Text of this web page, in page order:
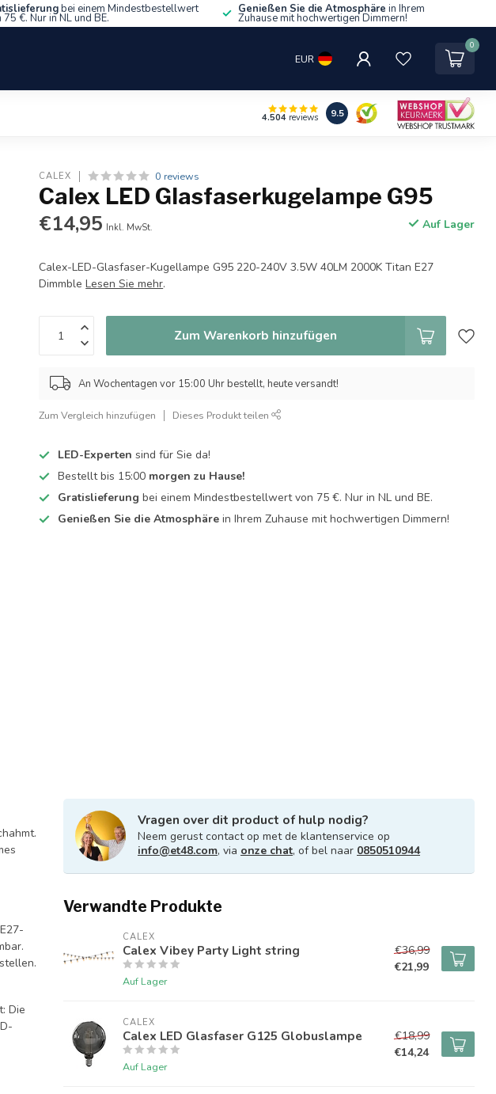
bei einem Mindestbestellwert
75 €. Nur in NL und BE.
Genießen Sie die Atmosphäre in Ihrem
Zuhause mit hochwertigen Dimmern!
EUR
0
4.504 reviews 9.5
CALEX 0 reviews
Calex LED Glasfaserkugelampe G95
€14,95 Inkl. MwSt. Auf Lager
Calex-LED-Glasfaser-Kugellampe G95 220-240V 3.5W 40LM 2000K Titan E27
DimmbleLesen Sie mehr.
Zum Warenkorb hinzufügen
An Wochentagen vor 15:00 Uhr bestellt, heute versandt!
Zum Vergleich hinzufügen Dieses Produkt teilen
LED-Experten sind für Sie da!
Bestellt bis 15:00 morgen zu Hause!
Gratislieferung bei einem Mindestbestellwert von 75 €. Nur in NL und BE.
Genießen Sie die Atmosphäre in Ihrem Zuhause mit hochwertigen Dimmern!
Die
Vragen over dit product of hulp nodig?
Neem gerust contact op met de klantenservice op
info@et48.com, via onze chat, of bel naar 0850510944
Verwandte Produkte
CALEX
Calex Vibey Party Light string
Auf Lager
€36,99
€21,99
CALEX
Calex LED Glasfaser G125 Globuslampe
Auf Lager
€18,99
€14,24